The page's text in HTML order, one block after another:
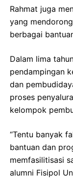
Rahmat juga
yang
berbagai
Dalam lima
pendampingan
dan
proses
kelompok
“Tentu banyak
bantuan dan
memfasilitisasi
alumni Fisipol